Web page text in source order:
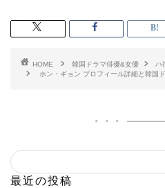
HOME 韓国ドラマ俳優&女優
ハ
ホン・ギョン プロフィール詳細と韓国
最近の投稿